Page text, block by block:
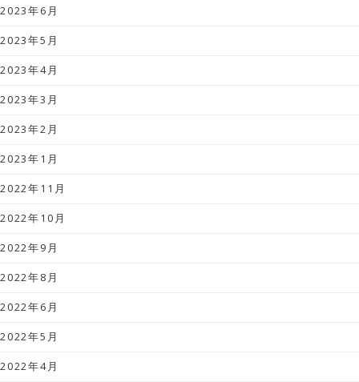
2023年6月
2023年5月
2023年4月
2023年3月
2023年2月
2023年1月
2022年11月
2022年10月
2022年9月
2022年8月
2022年6月
2022年5月
2022年4月